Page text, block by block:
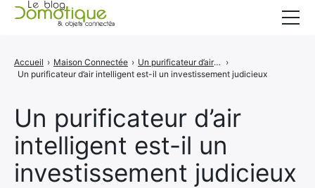
Un purificateur d’air
intelligent est-il un
investissement judicieux
Accueil › Maison Connectée › Un purificateur d’air intelligent est-il un investissement judicieux ? ›
Un purificateur d’air intelligent est-il un investissement judicieux
Catégories
A propos
CONTACT